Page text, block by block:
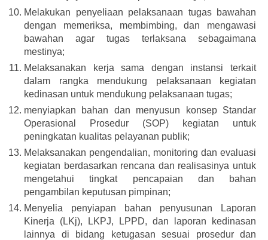
Melakukan penyeliaan pelaksanaan tugas bawahan
dengan memeriksa, membimbing, dan mengawasi
bawahan agar tugas terlaksana sebagaimana
mestinya;
Melaksanakan kerja sama dengan instansi terkait
dalam rangka mendukung pelaksanaan kegiatan
kedinasan untuk mendukung pelaksanaan tugas;
menyiapkan bahan dan menyusun konsep Standar
Operasional Prosedur (SOP) kegiatan untuk
peningkatan kualitas pelayanan publik;
Melaksanakan pengendalian, monitoring dan evaluasi
kegiatan berdasarkan rencana dan realisasinya untuk
mengetahui tingkat pencapaian dan bahan
pengambilan keputusan pimpinan;
Menyelia penyiapan bahan penyusunan Laporan
Kinerja (LKj), LKPJ, LPPD, dan laporan kedinasan
lainnya di bidang ketugasan sesuai prosedur dan